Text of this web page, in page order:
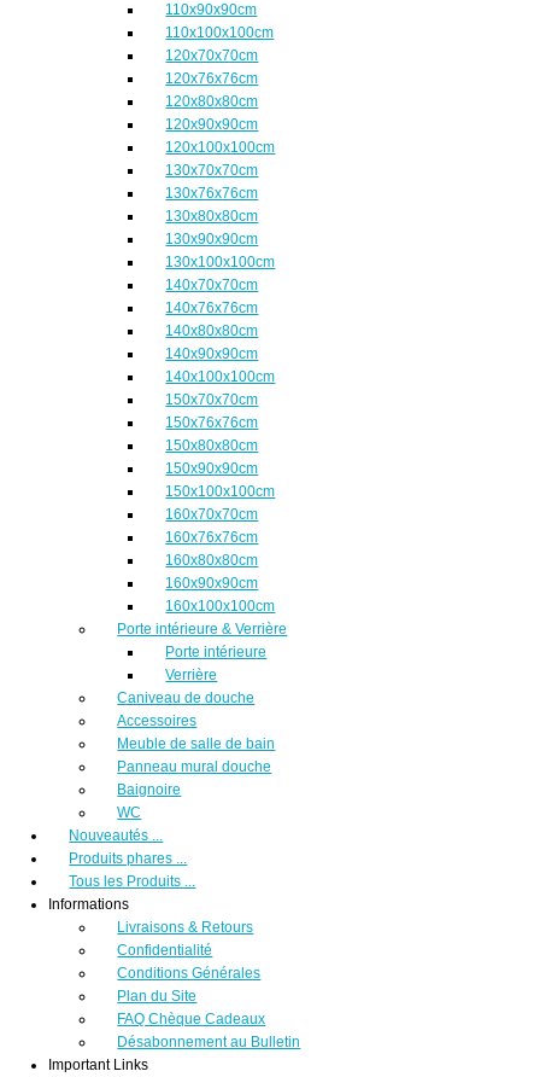
110x90x90cm
110x100x100cm
120x70x70cm
120x76x76cm
120x80x80cm
120x90x90cm
120x100x100cm
130x70x70cm
130x76x76cm
130x80x80cm
130x90x90cm
130x100x100cm
140x70x70cm
140x76x76cm
140x80x80cm
140x90x90cm
140x100x100cm
150x70x70cm
150x76x76cm
150x80x80cm
150x90x90cm
150x100x100cm
160x70x70cm
160x76x76cm
160x80x80cm
160x90x90cm
160x100x100cm
Porte intérieure & Verrière
Porte intérieure
Verrière
Caniveau de douche
Accessoires
Meuble de salle de bain
Panneau mural douche
Baignoire
WC
Nouveautés ...
Produits phares ...
Tous les Produits ...
Informations
Livraisons & Retours
Confidentialité
Conditions Générales
Plan du Site
FAQ Chèque Cadeaux
Désabonnement au Bulletin
Important Links